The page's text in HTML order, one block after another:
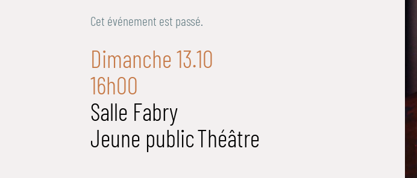
Cet événement est passé.
Dimanche 13.10
16h00
Salle Fabry
Jeune publicThéâtre